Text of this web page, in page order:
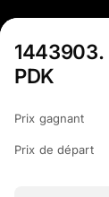
1443903.
PDK
Prix gagnant
Prix de départ